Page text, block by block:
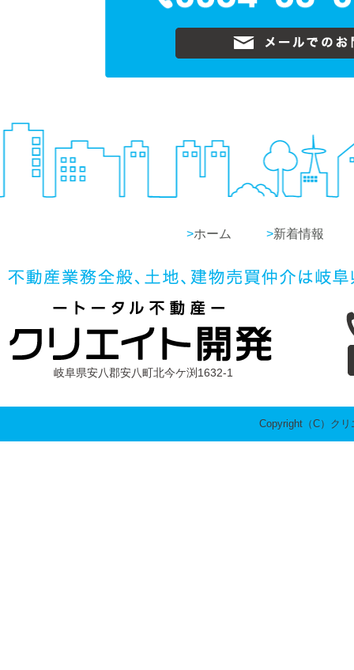
>ホーム >新着情報
岐阜県安八郡安八町北今ケ渕1632-1
Copyright（C）ク